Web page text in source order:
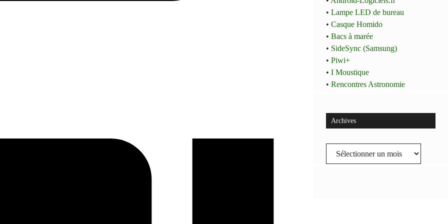
•Lampe LED de bureau
•Casque Homido
•Bacs à marée
• SideSync (Samsung)
•Piwi+
•I Moustique
•Rencontres Astronomie
Archives
Archives